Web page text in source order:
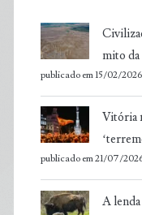
mito
publicado em 15/02/2026
Vitória
publicado em 21/07/
A